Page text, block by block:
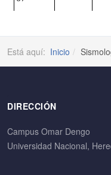
Está aquí: Inicio
DIRECCIÓN
Campus Omar Dengo
Universidad Nacional,